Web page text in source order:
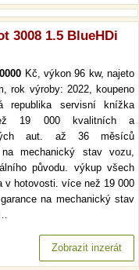
3008 1.5 BlueHDi
Kč, výkon 96 kw, najeto
rok výroby: 2022, koupeno
republika servisní knížka
19 000 kvalitních a
aut. až 36 měsíců
na mechanický stav vozu,
původu. výkup všech
v hotovosti. více než 19 000
na mechanický stav
Zobrazit inzerát